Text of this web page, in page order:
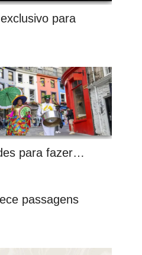
para
para fazer…
passagens